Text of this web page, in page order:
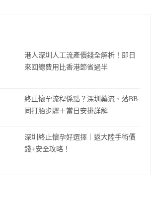
港人深圳人工流產價錢全解析！即日
來回總費用比香港節省過半
終止懷孕流程係點？深圳藥流、落BB
同打胎步驟＋當日安排詳解
深圳終止懷孕好選擇｜返大陸手術價
錢+安全攻略！